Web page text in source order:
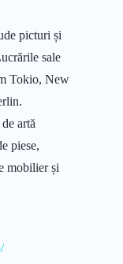
picturi și
sale
Tokio, New
artă
piese,
mobilier și